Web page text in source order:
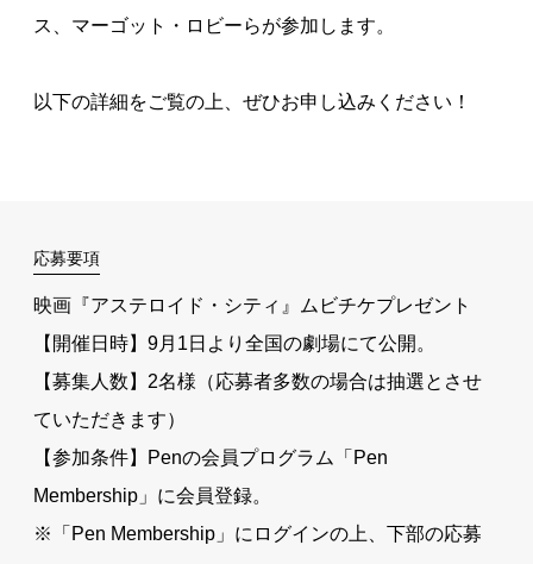
ス、マーゴット・ロビーらが参加します。
以下の詳細をご覧の上、ぜひお申し込みください！
応募要項
映画『アステロイド・シティ』ムビチケプレゼント
【開催日時】9月1日より全国の劇場にて公開。
【募集人数】2名様（応募者多数の場合は抽選とさせ
ていただきます）
【参加条件】Penの会員プログラム「Pen
Membership」に会員登録。
※「Pen Membership」にログインの上、下部の応募